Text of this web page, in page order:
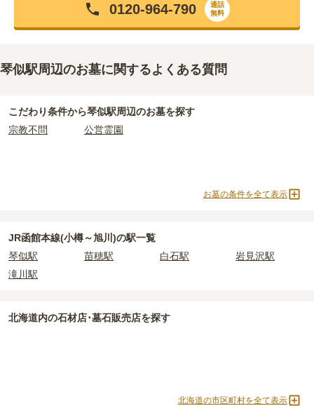
0120-964-790
通話
無料
琴似駅周辺のお墓に関するよくある質問
こだわり条件から琴似駅周辺のお墓を探す
宗教不問
公営霊園
お墓の条件を全て表示
JR函館本線(小樽～旭川)の駅一覧
琴似駅
苗穂駅 白石駅
岩見沢駅
滝川駅
北海道内の石材店･墓石販売店を探す
北海道の市区町村を全て表示